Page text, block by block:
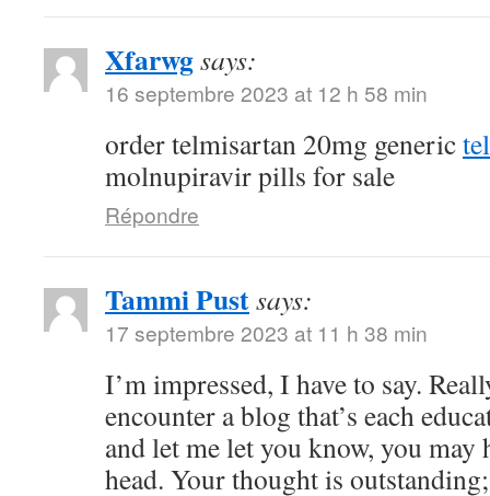
Xfarwgsays:
16 septembre 2023 at 12 h 58 min
order telmisartan 20mg generic
molnupiravir pills for sale
Répondre
Tammi Pustsays:
17 septembre 2023 at 11 h 38 min
I’m impressed, I have to say.
encounter a blog that’s each
and let me let you know, you may
head. Your thought is